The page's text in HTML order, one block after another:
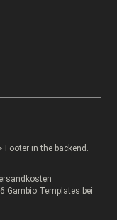
in the backend.
Gambio Templates bei